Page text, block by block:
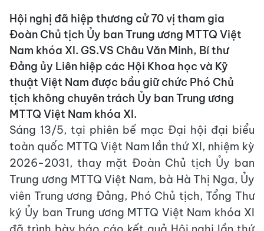
Hội nghị đã hiệp thương cử 70 vị tham gia
Đoàn Chủ tịch Ủy ban Trung ương MTTQ Việt
Nam khóa XI. GS.VS Châu Văn Minh, Bí thư
Đảng ủy Liên hiệp các Hội Khoa học và Kỹ
thuật Việt Nam được bầu giữ chức Phó Chủ
tịch không chuyên trách Ủy ban Trung ương
MTTQ Việt Nam khóa XI.
Sáng 13/5, tại phiên bế mạc Đại hội đại biểu
toàn quốc MTTQ Việt Nam lần thứ XI, nhiệm kỳ
2026-2031, thay mặt Đoàn Chủ tịch Ủy ban
Trung ương MTTQ Việt Nam, bà Hà Thị Nga, Ủy
viên Trung ương Đảng, Phó Chủ tịch, Tổng Thư
ký Ủy ban Trung ương MTTQ Việt Nam khóa XI